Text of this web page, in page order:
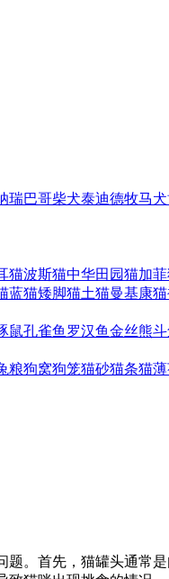
瑞巴哥柴犬泰迪德牧马犬
猫波斯猫中华田园猫加
蓝猫矮脚猫土猫曼基康猫
鼠孔雀鱼 罗汉鱼金丝熊斗
粮狗窝狗笼猫砂猫条猫
。首先，猫罐头通常